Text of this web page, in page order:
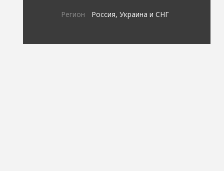
Регион Россия, Украина и СНГ